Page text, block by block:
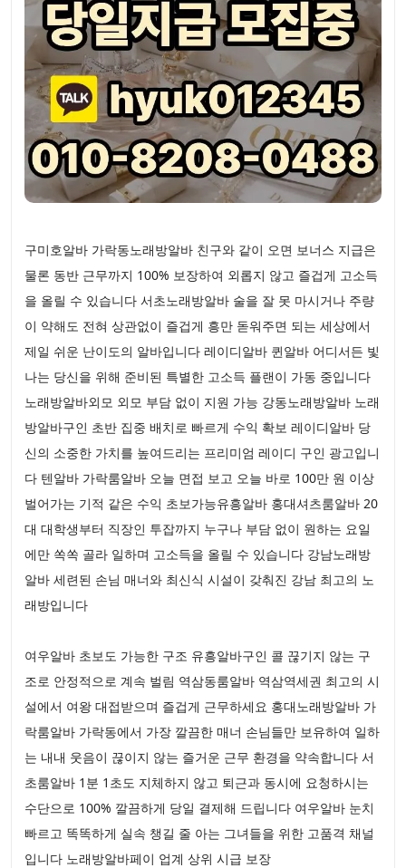
구미호알바 가락동노래방알바 친구와 같이 오면 보너스 지급은
물론 동반 근무까지 100% 보장하여 외롭지 않고 즐겁게 고소득
을 올릴 수 있습니다 서초노래방알바 술을 잘 못 마시거나 주량
이 약해도 전혀 상관없이 즐겁게 흥만 돋워주면 되는 세상에서
제일 쉬운 난이도의 알바입니다 레이디알바 퀸알바 어디서든 빛
나는 당신을 위해 준비된 특별한 고소득 플랜이 가동 중입니다
노래방알바외모 외모 부담 없이 지원 가능 강동노래방알바 노래
방알바구인 초반 집중 배치로 빠르게 수익 확보 레이디알바 당
신의 소중한 가치를 높여드리는 프리미엄 레이디 구인 광고입니
다 텐알바 가락룸알바 오늘 면접 보고 오늘 바로 100만 원 이상
벌어가는 기적 같은 수익 초보가능유흥알바 홍대셔츠룸알바 20
대 대학생부터 직장인 투잡까지 누구나 부담 없이 원하는 요일
에만 쏙쏙 골라 일하며 고소득을 올릴 수 있습니다 강남노래방
알바 세련된 손님 매너와 최신식 시설이 갖춰진 강남 최고의 노
래방입니다
여우알바 초보도 가능한 구조 유흥알바구인 콜 끊기지 않는 구
조로 안정적으로 계속 벌림 역삼동룸알바 역삼역세권 최고의 시
설에서 여왕 대접받으며 즐겁게 근무하세요 홍대노래방알바 가
락룸알바 가락동에서 가장 깔끔한 매너 손님들만 보유하여 일하
는 내내 웃음이 끊이지 않는 즐거운 근무 환경을 약속합니다 서
초룸알바 1분 1초도 지체하지 않고 퇴근과 동시에 요청하시는
수단으로 100% 깔끔하게 당일 결제해 드립니다 여우알바 눈치
빠르고 똑똑하게 실속 챙길 줄 아는 그녀들을 위한 고품격 채널
입니다 노래방알바페이 업계 상위 시급 보장